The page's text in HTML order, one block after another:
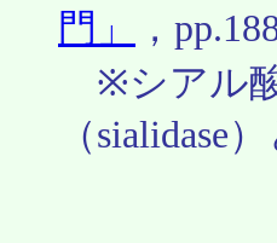
門」
，
※シアル酸
（sialidase